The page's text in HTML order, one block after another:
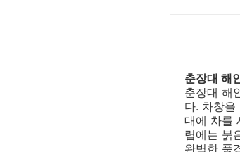
춘장대 해
춘장대 해
다. 차창
대에 차를
렵에는 붉
완벽한 풍